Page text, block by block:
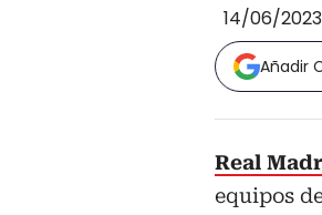
14/06/
Añadir
Real
equipos